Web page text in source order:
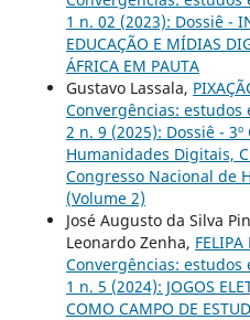
1 n. 02 (2023): Dossiê -
EDUCAÇÃO E MÍDIAS
ÁFRICA EM PAUTA
Gustavo Lassala,
Convergências:
2 n. 9 (2025): Dossiê -
Humanidades Digitais,
Congresso Nacional de
(Volume 2)
José Augusto da Silva
Leonardo Zenha,
Convergências:
1 n. 5 (2024): JOGOS
COMO CAMPO DE